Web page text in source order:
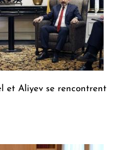
et Aliyev se rencontrent